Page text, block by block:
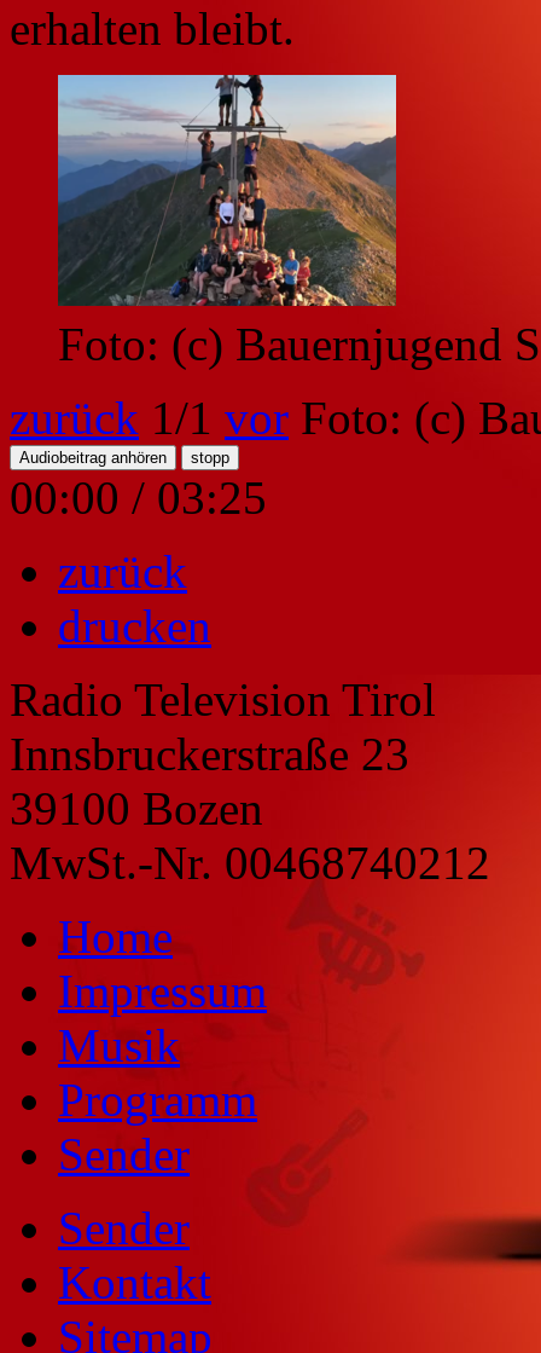
erhalten bleibt.
Foto: (c) Bauernjugend
zurück 1/1 vor Foto: (c)
Audiobeitrag anhören stopp
00:00 / 03:25
zurück
drucken
Radio Television Tirol
Innsbruckerstraße 23
39100 Bozen
MwSt.-Nr. 00468740212
Home
Impressum
Musik
Programm
Sender
Sender
Kontakt
Sitemap